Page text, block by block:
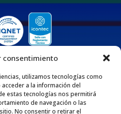
consentimiento
utilizamos tecnologías como
a la información del
estas tecnologías nos permitirá
de navegación o las
No consentir o retirar el